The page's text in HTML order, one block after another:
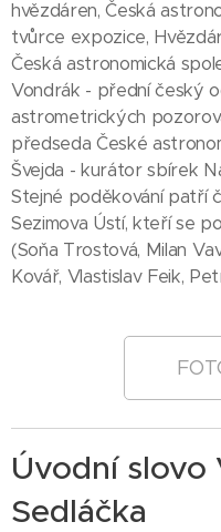
hvězdáren, Česká
tvůrce expozice,
Česká astronomická
Vondrák - přední český
astrometrických
předseda České
Švejda - kurátor sbírek
Stejné poděkování patří
Sezimova Ústí, kteří se
(Soňa Trostová, Milan
Kovář, Vlastislav Feik,
Úvodní slovo
Sedláčka